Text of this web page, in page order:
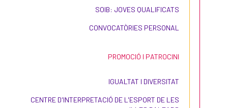
SOIB: JOVES QUALIFICATS
CONVOCATÒRIES PERSONAL
PROMOCIÓ I PATROCINI
IGUALTAT I DIVERSITAT
CENTRE D'INTERPRETACIÓ DE L'ESPORT DE LES